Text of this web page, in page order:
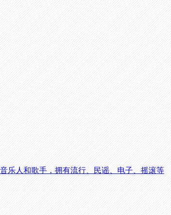
乐人和歌手，拥有流行、民谣、电子、摇滚等